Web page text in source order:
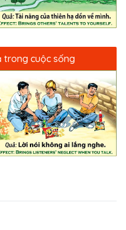
trong cuộc sống